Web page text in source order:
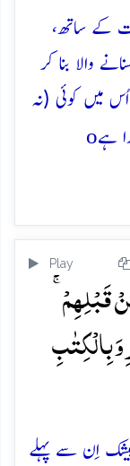
کے ساتھ،
والا بنا کر
میں کوئی (نہ
ہےo
Play
قَبۡلِہِمۡ
بِالۡکِتٰبِ
اِن سے پہلے